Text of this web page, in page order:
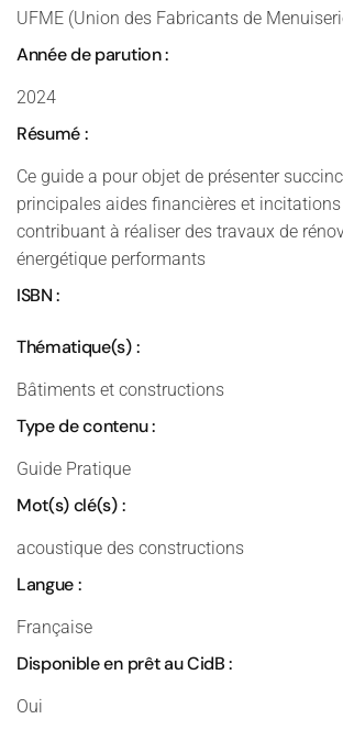
UFME (Union des Fabricants de
Année de parution :
2024
Résumé :
Ce guide a pour objet de présenter
principales aides financières et
contribuant à réaliser des travaux de
énergétique performants
ISBN :
Thématique(s) :
Bâtiments et constructions
Type de contenu :
Guide Pratique
Mot(s) clé(s) :
acoustique des constructions
Langue :
Française
Disponible en prêt au CidB :
Oui